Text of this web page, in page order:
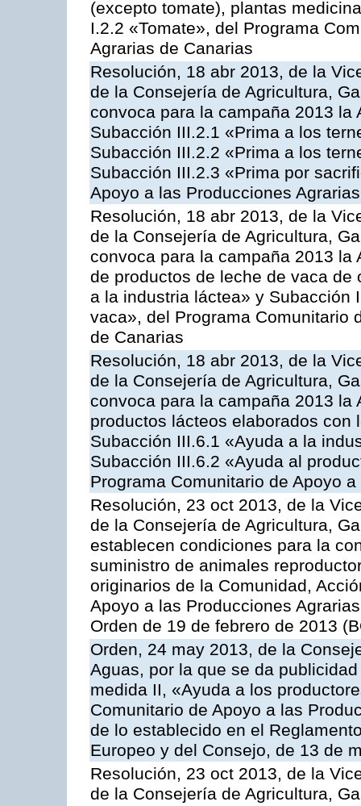
(excepto tomate), plantas
I.2.2 «Tomate», del Programa
Agrarias de Canarias
Resolución, 18 abr 2013, de la
de la Consejería de Agricultura,
convoca para la campaña 2013
Subacción III.2.1 «Prima a los
Subacción III.2.2 «Prima a los
Subacción III.2.3 «Prima por
Apoyo a las Producciones
Resolución, 18 abr 2013, de la
de la Consejería de Agricultura,
convoca para la campaña 2013
de productos de leche de vaca
a la industria láctea» y Subacción
vaca», del Programa Comunitario
de Canarias
Resolución, 18 abr 2013, de la
de la Consejería de Agricultura,
convoca para la campaña 2013
productos lácteos elaborados
Subacción III.6.1 «Ayuda a la
Subacción III.6.2 «Ayuda al
Programa Comunitario de Apoyo
Resolución, 23 oct 2013, de la
de la Consejería de Agricultura,
establecen condiciones para la
suministro de animales
originarios de la Comunidad,
Apoyo a las Producciones
Orden de 19 de febrero de 2013
Orden, 24 may 2013, de la
Aguas, por la que se da
medida II, «Ayuda a los
Comunitario de Apoyo a las
de lo establecido en el
Europeo y del Consejo, de 13 de
Resolución, 23 oct 2013, de la
de la Consejería de Agricultura,